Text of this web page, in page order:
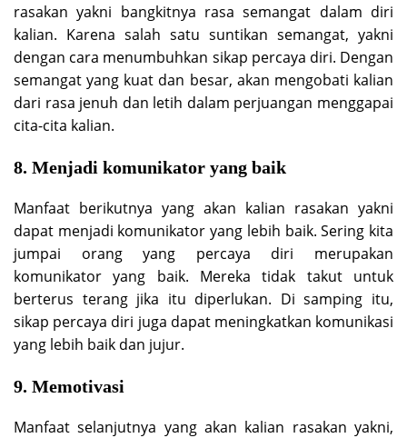
rasakan yakni bangkitnya rasa semangat dalam diri
kalian. Karena salah satu suntikan semangat, yakni
dengan cara menumbuhkan sikap percaya diri. Dengan
semangat yang kuat dan besar, akan mengobati kalian
dari rasa jenuh dan letih dalam perjuangan menggapai
cita-cita kalian.
8. Menjadi komunikator yang baik
Manfaat berikutnya yang akan kalian rasakan yakni
dapat menjadi komunikator yang lebih baik. Sering kita
jumpai orang yang percaya diri merupakan
komunikator yang baik. Mereka tidak takut untuk
berterus terang jika itu diperlukan. Di samping itu,
sikap percaya diri juga dapat meningkatkan komunikasi
yang lebih baik dan jujur.
9. Memotivasi
Manfaat selanjutnya yang akan kalian rasakan yakni,